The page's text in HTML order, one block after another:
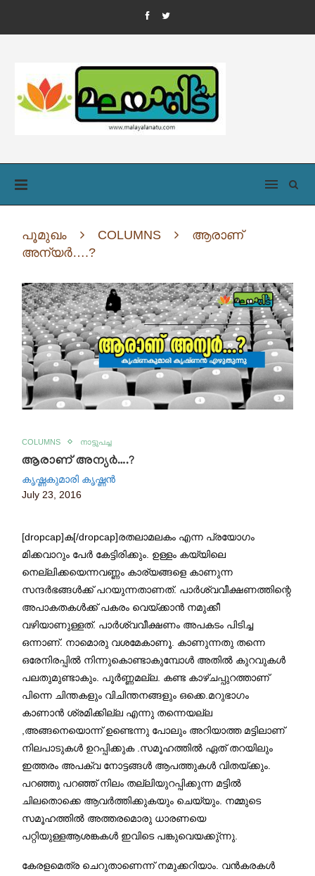
പൂമുഖം COLUMNS
ആരാണ്
അന്യർ….?
COLUMNS നാട്ടുപച്ച
ആരാണ് അന്യർ….?
കൃഷ്ണകുമാരി കൃഷ്ണന്‍
July 23, 2016
[dropcap]ക[/dropcap]രതലാമലകം എന്ന പ്രയോഗം
മിക്കവാറും പേർ കേട്ടിരിക്കും. ഉള്ളം കയ്യിലെ
നെല്ലിക്കയെന്നവണ്ണം കാര്യങ്ങളെ കാണുന്ന
സന്ദർഭങ്ങൾക്ക് പറയുന്നതാണത്. പാർശ്വവീക്ഷണത്തിന്റെ
അപാകതകൾക്ക് പകരം വെയ്ക്കാൻ നമുക്കീ
വഴിയാണുള്ളത്. പാർശ്വവീക്ഷണം അപകടം പിടിച്ച
ഒന്നാണ്. നാമൊരു വശമേകാണൂ. കാണുന്നതു തന്നെ
ഒരേനിരപ്പിൽ നിന്നുകൊണ്ടാകുമ്പോൾ അതിൽ കുറവുകൾ
പലതുമുണ്ടാകും. പൂർണ്ണമല്ല. കണ്ട കാഴ്ചപ്പുറത്താണ്
പിന്നെ ചിന്തകളും വിചിന്തനങ്ങളും ഒക്കെ.മറുഭാഗം
കാണാൻ ശ്രമിക്കില്ല എന്നു തന്നെയല്ല
,അങ്ങനെയൊന്ന് ഉണ്ടെന്നു പോലും അറിയാത്ത മട്ടിലാണ്
നിലപാടുകൾ ഉറപ്പിക്കുക .സമൂഹത്തിൽ ഏത് തറയിലും
ഇത്തരം അപക്വ നോട്ടങ്ങൾ ആപത്തുകൾ വിതയ്ക്കും.
പറഞ്ഞു പറഞ്ഞ് നിലം തല്ലിയുറപ്പിക്കുന്ന മട്ടിൽ
ചിലതൊക്കെ ആവർത്തിക്കുകയും ചെയ്യും. നമ്മുടെ
സമൂഹത്തിൽ അത്തരമൊരു ധാരണയെ
പറ്റിയുള്ളആശങ്കകൾ ഇവിടെ പങ്കുവെയക്കു്ന്നു.
കേരളമെത്ര ചെറുതാണെന്ന് നമുക്കറിയാം. വൻകരകൾ